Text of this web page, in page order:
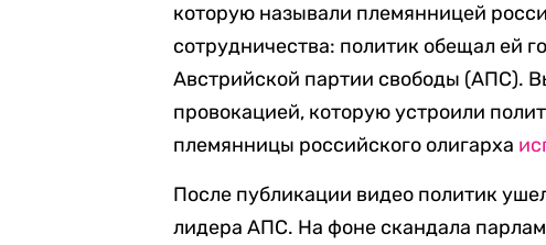
которую называли племянницей
сотрудничества: политик обещал ей
Австрийской партии свободы (АПС).
провокацией, которую устроили
племянницы российского олигарха
После публикации видео политик
лидера АПС. На фоне скандала